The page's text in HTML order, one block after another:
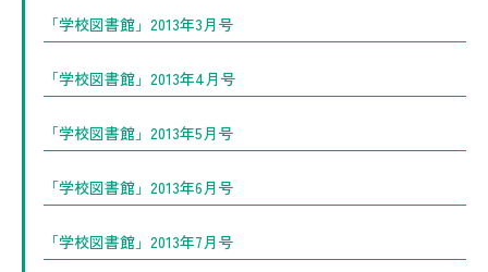
「学校図書館」2013年3月号
「学校図書館」2013年4月号
「学校図書館」2013年5月号
「学校図書館」2013年6月号
「学校図書館」2013年7月号